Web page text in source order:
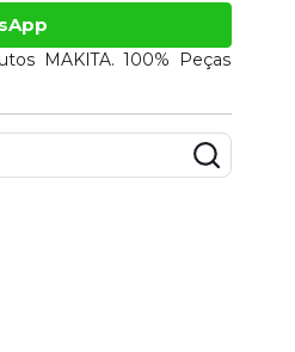
MAKITA. 100% Peças